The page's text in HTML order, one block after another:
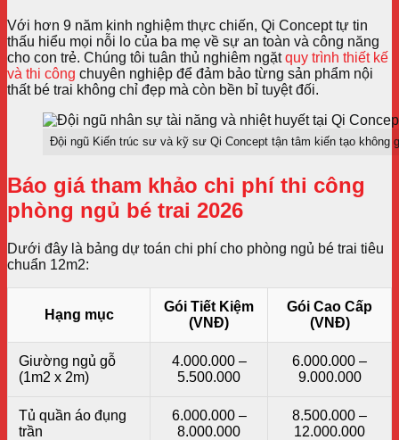
Với hơn 9 năm kinh nghiệm thực chiến, Qi Concept tự tin
thấu hiểu mọi nỗi lo của ba mẹ về sự an toàn và công năng
cho con trẻ. Chúng tôi tuân thủ nghiêm ngặtquy trình thiết kế
và thi công chuyên nghiệp để đảm bảo từng sản phẩm nội
thất bé trai không chỉ đẹp mà còn bền bỉ tuyệt đối.
Đội ngũ Kiến trúc sư và kỹ sư Qi Concept tận tâm kiến tạo không
Báo giá tham khảo chi phí thi công
phòng ngủ bé trai 2026
Dưới đây là bảng dự toán chi phí cho phòng ngủ bé trai tiêu
chuẩn 12m2:
Hạng mục
Gói Tiết Kiệm
(VNĐ)
Gói Cao Cấp
(VNĐ)
Giường ngủ gỗ
(1m2 x 2m)
4.000.000 –
5.500.000
6.000.000 –
9.000.000
Tủ quần áo đụng
trần
6.000.000 –
8.000.000
8.500.000 –
12.000.000